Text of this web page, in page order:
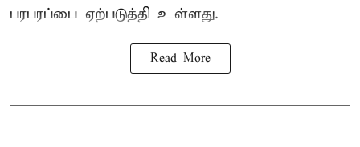
பரபரப்பை ஏற்படுத்தி உள்ளது.
Read More